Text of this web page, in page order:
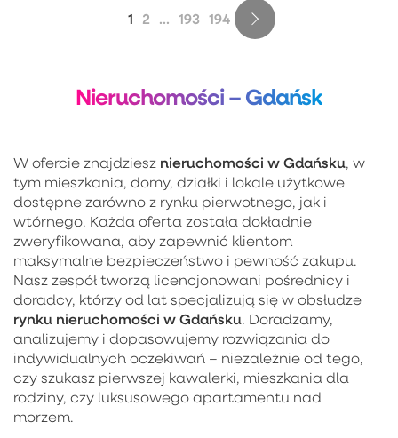
1 2 ... 193 194
Nieruchomości – Gdańsk
W ofercie znajdziesz nieruchomości w Gdańsku, w
tym mieszkania, domy, działki i lokale użytkowe
dostępne zarówno z rynku pierwotnego, jak i
wtórnego. Każda oferta została dokładnie
zweryfikowana, aby zapewnić klientom
maksymalne bezpieczeństwo i pewność zakupu.
Nasz zespół tworzą licencjonowani pośrednicy i
doradcy, którzy od lat specjalizują się w obsłudze
rynku nieruchomości w Gdańsku. Doradzamy,
analizujemy i dopasowujemy rozwiązania do
indywidualnych oczekiwań – niezależnie od tego,
czy szukasz pierwszej kawalerki, mieszkania dla
rodziny, czy luksusowego apartamentu nad
morzem.